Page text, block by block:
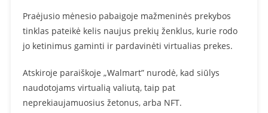
Praėjusio mėnesio pabaigoje mažmeninės prekybos
tinklas pateikė kelis naujus prekių ženklus, kurie rodo
jo ketinimus gaminti ir pardavinėti virtualias prekes.
Atskiroje paraiškoje „Walmart” nurodė, kad siūlys
naudotojams virtualią valiutą, taip pat
neprekiaujamuosius žetonus, arba NFT.